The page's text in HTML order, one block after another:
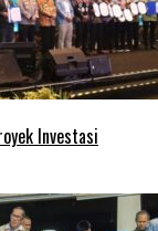
Investasi